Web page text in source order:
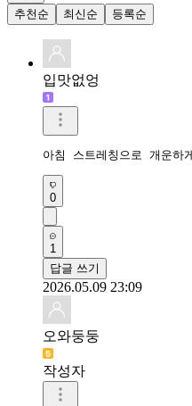
추천순
최신순 등록순
입맛없엉
아침 스트레칭으로 개운하
0
1
답글 쓰기
2026.05.09 23:09
오와둥둥
작성자